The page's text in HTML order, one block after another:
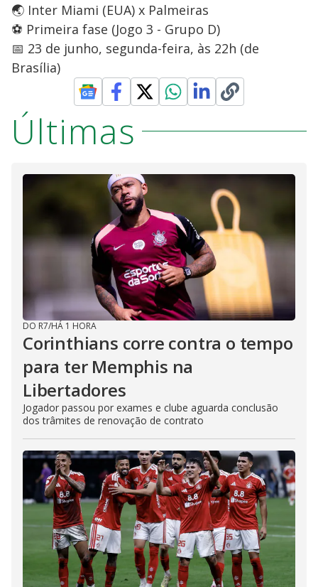
🌏 Inter Miami (EUA) x Palmeiras
⚽ Primeira fase (Jogo 3 - Grupo D)
📅 23 de junho, segunda-feira, às 22h (de
Brasília)
Últimas
DO R7/HÁ 1 HORA
Corinthians corre contra o tempo
para ter Memphis na
Libertadores
Jogador passou por exames e clube aguarda conclusão
dos trâmites de renovação de contrato